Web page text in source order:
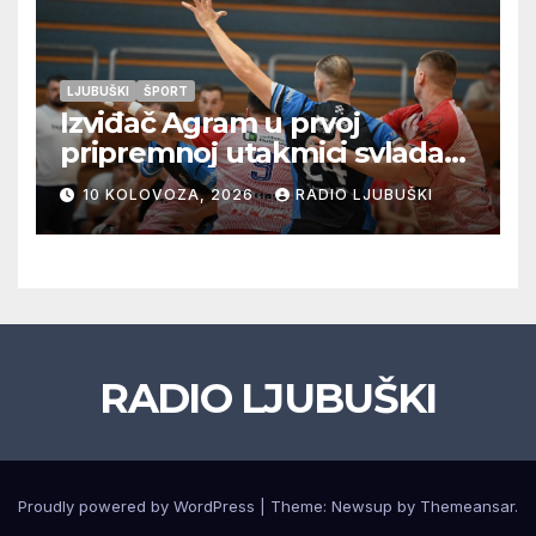
LJUBUŠKI ŠPORT
Izviđač Agram u prvoj
pripremnoj utakmici svladao
Metković Zalmo 37:32
10 KOLOVOZA, 2026 RADIO LJUBUŠKI
RADIO LJUBUŠKI
Proudly powered by WordPress Theme: Newsup by Themeansar.